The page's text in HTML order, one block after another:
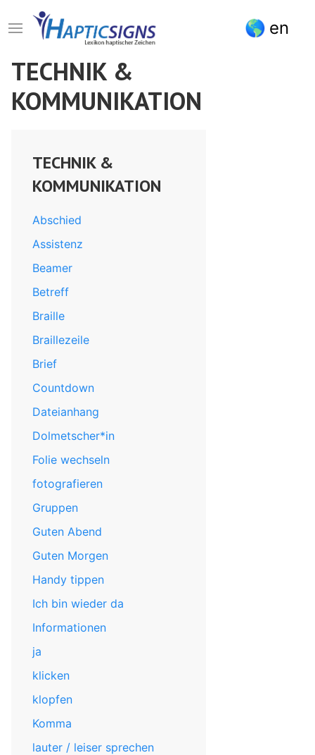
zum
en
TECHNIK &
KOMMUNIKATION
TECHNIK &
KOMMUNIKATION
Abschied
Assistenz
Beamer
Betreff
Braille
Braillezeile
Brief
Countdown
Dateianhang
Dolmetscher*in
Folie wechseln
fotografieren
Gruppen
Guten Abend
Guten Morgen
Handy tippen
Ich bin wieder da
Informationen
ja
klicken
klopfen
Komma
lauter / leiser sprechen